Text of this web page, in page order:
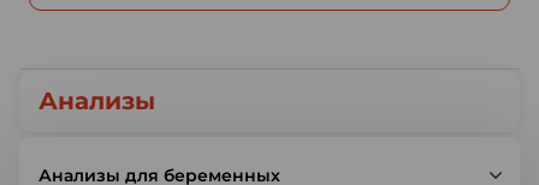
Анализы
Анализы для беременных